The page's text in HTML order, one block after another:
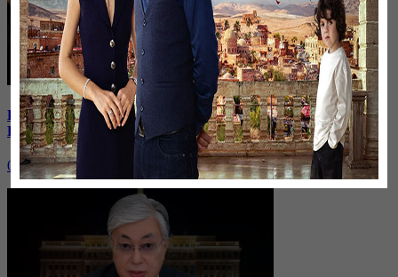
В Иране к протестующим присоединились школьницы |
Кто из политиков готов встать в оппозицию?
06 октября, 19:00